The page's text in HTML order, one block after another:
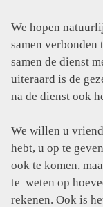
We hopen
samen verbonden
samen de dienst
uiteraard is de
na de dienst ook
We willen u
hebt, u op te
ook te komen,
te weten op
rekenen. Ook is